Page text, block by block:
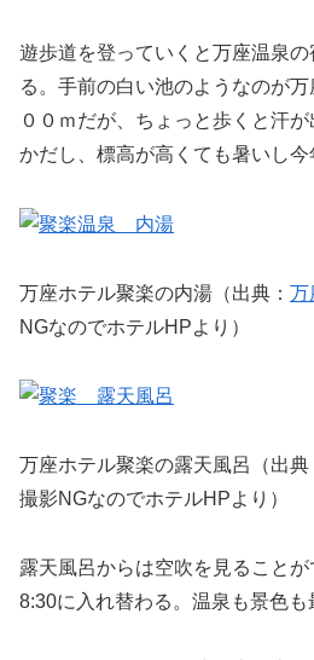
遊歩道を登っていくと万座温泉の
る。手前の白い池のようなのが
００ｍだが、ちょっと歩くと汗
かだし、標高が高くても暑いし今
万座ホテル聚楽の内湯（出典： 万
NGなのでホテルHPより）
万座ホテル聚楽の露天風呂（出典
撮影NGなのでホテルHPより）
露天風呂からは空吹を見ること
8:30に入れ替わる。温泉も景色も